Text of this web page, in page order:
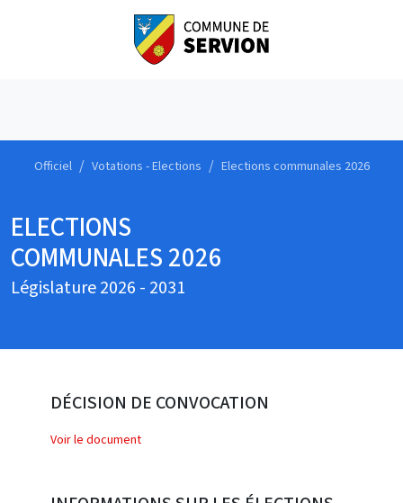
Officiel Votations - Elections Elections communales 2026
ELECTIONS
COMMUNALES 2026
Législature 2026 - 2031
DÉCISION DE CONVOCATION
Voir le document